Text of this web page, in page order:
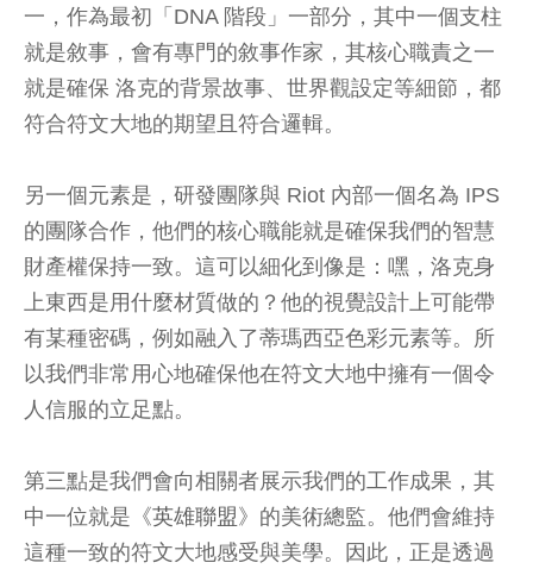
一，作為最初「DNA 階段」一部分，其中一個支柱
就是敘事，會有專門的敘事作家，其核心職責之一
就是確保 洛克的背景故事、世界觀設定等細節，都
符合符文大地的期望且符合邏輯。
另一個元素是，研發團隊與 Riot 內部一個名為 IPS
的團隊合作，他們的核心職能就是確保我們的智慧
財產權保持一致。這可以細化到像是：嘿，洛克身
上東西是用什麼材質做的？他的視覺設計上可能帶
有某種密碼，例如融入了蒂瑪西亞色彩元素等。所
以我們非常用心地確保他在符文大地中擁有一個令
人信服的立足點。
第三點是我們會向相關者展示我們的工作成果，其
中一位就是《英雄聯盟 》的美術總監。他們會維持
這種一致的符文大地感受與美學。因此，正是透過